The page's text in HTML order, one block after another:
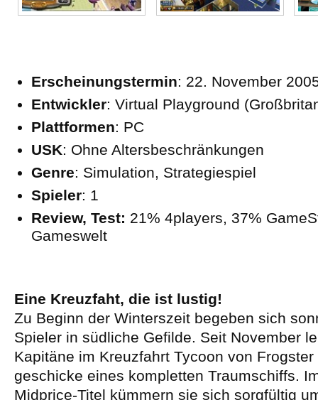
Erscheinungstermin: 22. November
Entwickler: Virtual Playground
Plattformen: PC
USK: Ohne Altersbeschränkungen
Genre: Simulation, Strategiespiel
Spieler: 1
Review, Test: 21% 4players, 37%
Gameswelt
Eine Kreuzfaht, die ist lustig!
Zu Beginn der Winterszeit begeben sich
Spieler in südliche Gefilde. Seit November
Kapitäne im Kreuzfahrt Tycoon von
geschicke eines kompletten Traumschiffs.
Midprice-Titel kümmern sie sich sorgfültig